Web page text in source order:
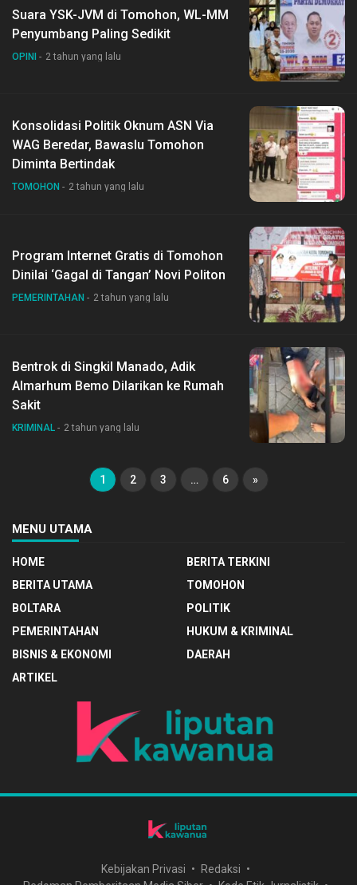
Suara YSK-JVM di Tomohon, WL-MM
Penyumbang Paling Sedikit
OPINI 2 tahun yang lalu
Konsolidasi Politik Oknum ASN Via
WAG Beredar, Bawaslu Tomohon
Diminta Bertindak
TOMOHON 2 tahun yang lalu
Program Internet Gratis di Tomohon
Dinilai ‘Gagal di Tangan’ Novi Politon
PEMERINTAHAN 2 tahun yang lalu
Bentrok di Singkil Manado, Adik
Almarhum Bemo Dilarikan ke Rumah
Sakit
KRIMINAL 2 tahun yang lalu
1 2 3 … 6 »
MENU UTAMA
HOME
BERITA TERKINI
BERITA UTAMA
TOMOHON
BOLTARA
POLITIK
PEMERINTAHAN
HUKUM & KRIMINAL
BISNIS & EKONOMI
DAERAH
ARTIKEL
Kebijakan Privasi
Redaksi